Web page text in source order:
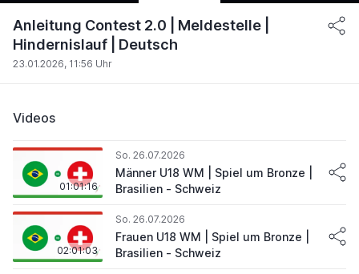
Anleitung Contest 2.0 | Meldestelle |
Hindernislauf | Deutsch
23.01.2026, 11:56 Uhr
Videos
01:01:16
So. 26.07.2026
Männer U18 WM | Spiel um Bronze |
Brasilien - Schweiz
02:01:03
So. 26.07.2026
Frauen U18 WM | Spiel um Bronze |
Brasilien - Schweiz